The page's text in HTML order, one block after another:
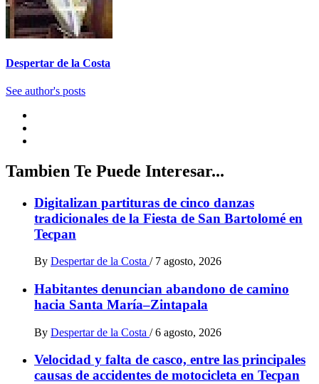
Despertar de la Costa
See author's posts
Tambien Te Puede Interesar...
Digitalizan partituras de cinco danzas
tradicionales de la Fiesta de San Bartolomé en
Tecpan
By Despertar de la Costa / 7 agosto, 2026
Habitantes denuncian abandono de camino
hacia Santa María–Zintapala
By Despertar de la Costa / 6 agosto, 2026
Velocidad y falta de casco, entre las principales
causas de accidentes de motocicleta en Tecpan